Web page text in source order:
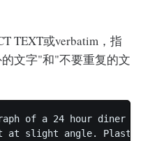
TEXT或verbatim，指
文字"和"不要重复的文
of a 24 hour diner
at slight angle.